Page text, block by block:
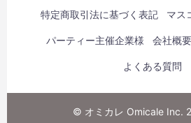
特定商取引法に基づく表記 マス
パーティー主催企業様 会社概要
よくある質問
© オミカレ Omicale Inc.